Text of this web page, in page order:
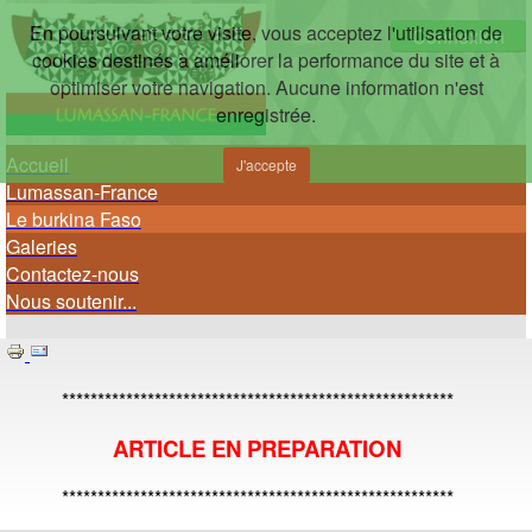
En poursuivant votre visite, vous acceptez l'utilisation de
cookies destinés à améliorer la performance du site et à
optimiser votre navigation. Aucune information n'est
enregistrée.
J'accepte
Connexion
Accueil
Lumassan-France
Le burkina Faso
Galeries
Contactez-nous
Nous soutenir...
*******************************************************
ARTICLE EN PREPARATION
*******************************************************